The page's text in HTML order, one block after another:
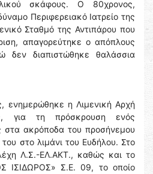
σκάφους. Ο 80χρονος,
Περιφερειακό Ιατρείο της
Σταθμό της Αντιπάρου που
απαγορεύτηκε ο απόπλους
διαπιστώθηκε θαλάσσια
ενημερώθηκε η Λιμενική Αρχή
για τη πρόσκρουση ενός
στα ακρόποδα του προσήνεμου
στο λιμάνι του Ευδήλου. Στο
Λ.Σ.-ΕΛ.ΑΚΤ., καθώς και το
ΙΣΙΔΩΡΟΣ» Σ.Ε. 09, το οποίο